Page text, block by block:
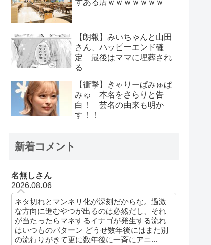
ずある店ｗｗｗｗｗｗｗ
【朗報】みいちゃんと山田
さん、ハッピーエンド確
定 最後はママに埋葬され
る
【衝撃】きゃりーぱみゅぱ
みゅ 本名をさらりと告
白！ 芸名の由来も明か
す！！
新着コメント
名無しさん
2026.08.06
ネタ切れとマンネリ化が深刻だからな。過激
な方向に進むやつが出るのは必然だし、それ
が当たったらマネするイナゴが発生する流れ
はいつものパターン どうせ数年後にはまた別
の流行りがきて更に数年後に一斉にアニ...